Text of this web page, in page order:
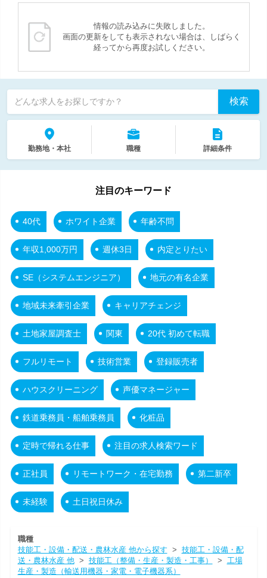
情報の読み込みに失敗しました。
画面の更新をしても表示されない場合は、しばらく
経ってから再度お試しください。
どんな求人をお探しですか？ 検索
勤務地・本社 職種 詳細条件
注目のキーワード
40代 ホワイト企業 年齢不問
年収1,000万円 週休3日 内定とりたい
SE（システムエンジニア） 地元の有名企業
地域未来牽引企業 キャリアチェンジ
土地家屋調査士 関東 20代 初めて転職
フルリモート 技術営業 登録販売者
ハウスクリーニング 声優マネージャー
鉄道乗務員・船舶乗務員 化粧品
定時で帰れる仕事 注目の求人検索ワード
正社員 リモートワーク・在宅勤務 第二新卒
未経験 土日祝日休み
職種
技能工・設備・配送・農林水産 他から探す > 技能工・設備・配
送・農林水産 他> 技能工（整備・生産・製造・工事） > 工場
生産・製造（輸送用機器・家電・電子機器系）